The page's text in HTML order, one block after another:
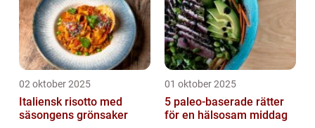
02 oktober 2025
Italiensk risotto med
säsongens grönsaker
01 oktober 2025
5 paleo-baserade rätter
för en hälsosam middag